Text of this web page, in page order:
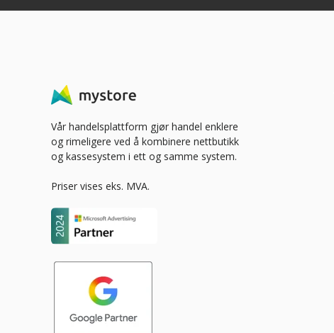
Vår handelsplattform gjør handel enklere
og rimeligere ved å kombinere nettbutikk
og kassesystem i ett og samme system.
Priser vises eks. MVA.